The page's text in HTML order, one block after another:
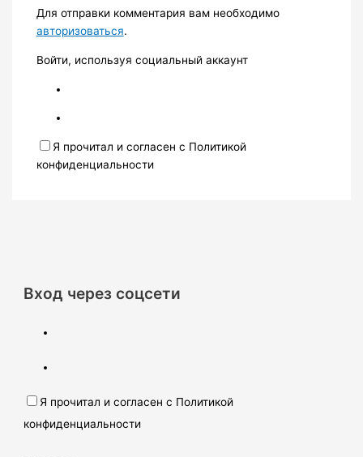
Для отправки комментария вам необходимо
авторизоваться.
Войти, используя социальный аккаунт
Я прочитал и согласен с Политикой
конфиденциальности
Вход через соцсети
Я прочитал и согласен с Политикой
конфиденциальности